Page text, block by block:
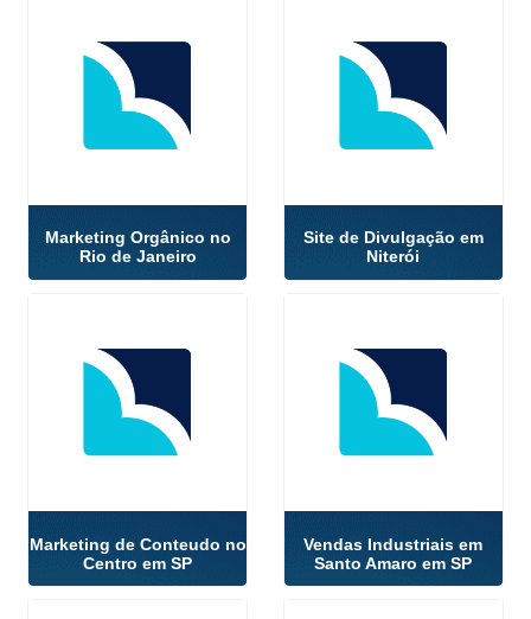
Marketing Orgânico no
Rio de Janeiro
Site de Divulgação em
Niterói
Marketing de Conteudo no
Centro em SP
Vendas Industriais em
Santo Amaro em SP